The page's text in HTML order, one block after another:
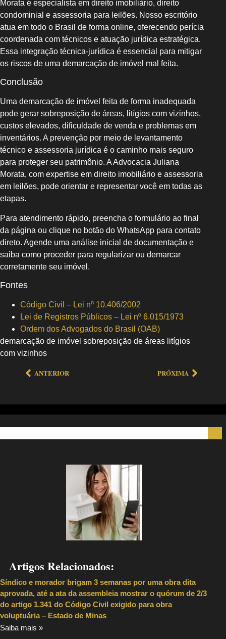
Morata é especialista em direito imobiliário, direito
condominial e assessoria para leilões. Nosso escritório
atua em todo o Brasil de forma online, oferecendo perícia
coordenada com técnicos e atuação jurídica estratégica.
Essa integração técnica-jurídica é essencial para mitigar
os riscos de uma demarcação de imóvel mal feita.
Conclusão
Uma demarcação de imóvel feita de forma inadequada
pode gerar sobreposição de áreas, litígios com vizinhos,
custos elevados, dificuldade de venda e problemas em
inventários. A prevenção por meio de levantamento
técnico e assessoria jurídica é o caminho mais seguro
para proteger seu patrimônio. A Advocacia Juliana
Morata, com expertise em direito imobiliário e assessoria
em leilões, pode orientar e representar você em todas as
etapas.
Para atendimento rápido, preencha o formulário ao final
da página ou clique no botão do WhatsApp para contato
direto. Agende uma análise inicial de documentação e
saiba como proceder para regularizar ou demarcar
corretamente seu imóvel.
Fontes
Código Civil – Lei nº 10.406/2002
Lei de Registros Públicos – Lei nº 6.015/1973
Ordem dos Advogados do Brasil (OAB)
demarcação de imóvel sobreposição de áreas litígios
com vizinhos
ANTERIOR PRÓXIMA
Artigos Relacionados:
Síndico e morador brigam 3 semanas por uma obra dita
aprovada, até a ata da assembleia mostrar o quórum de 2/3
do artigo 1.341 do Código Civil exigido para obra
voluptuária – Estado de Minas
Saiba mais »